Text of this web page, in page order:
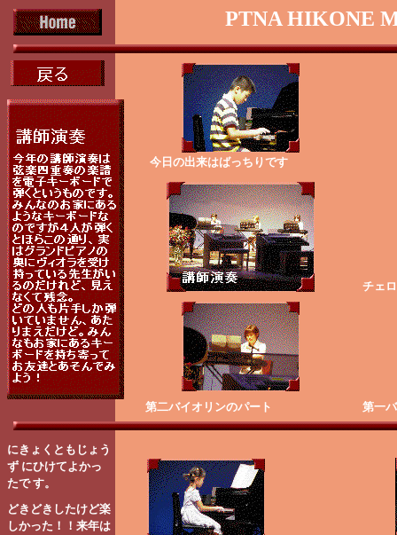
PTNA HIKONE
今日の出来はばっちりです
チェ
第二バイオリンのパート 第一
にきょくともじょう
ず にひけてよかっ
たで す。
どきどきしたけど楽
しかった！！来年は